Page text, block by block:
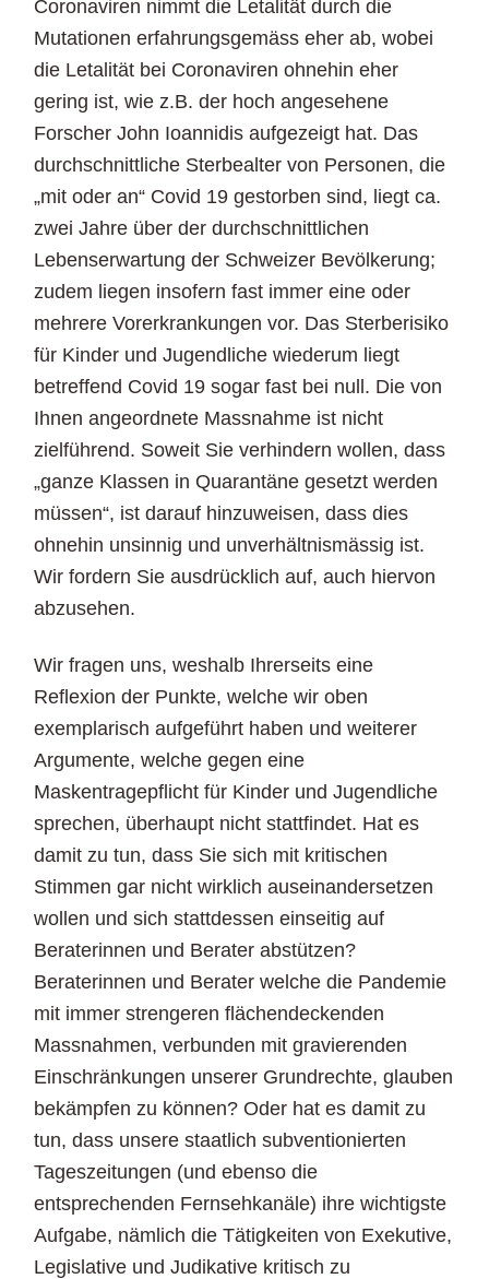
Coronaviren nimmt die Letalität durch die
Mutationen erfahrungsgemäss eher ab, wobei
die Letalität bei Coronaviren ohnehin eher
gering ist, wie z.B. der hoch angesehene
Forscher John Ioannidis aufgezeigt hat. Das
durchschnittliche Sterbealter von Personen, die
„mit oder an“ Covid 19 gestorben sind, liegt ca.
zwei Jahre über der durchschnittlichen
Lebenserwartung der Schweizer Bevölkerung;
zudem liegen insofern fast immer eine oder
mehrere Vorerkrankungen vor. Das Sterberisiko
für Kinder und Jugendliche wiederum liegt
betreffend Covid 19 sogar fast bei null. Die von
Ihnen angeordnete Massnahme ist nicht
zielführend. Soweit Sie verhindern wollen, dass
„ganze Klassen in Quarantäne gesetzt werden
müssen“, ist darauf hinzuweisen, dass dies
ohnehin unsinnig und unverhältnismässig ist.
Wir fordern Sie ausdrücklich auf, auch hiervon
abzusehen.
Wir fragen uns, weshalb Ihrerseits eine
Reflexion der Punkte, welche wir oben
exemplarisch aufgeführt haben und weiterer
Argumente, welche gegen eine
Maskentragepflicht für Kinder und Jugendliche
sprechen, überhaupt nicht stattfindet. Hat es
damit zu tun, dass Sie sich mit kritischen
Stimmen gar nicht wirklich auseinandersetzen
wollen und sich stattdessen einseitig auf
Beraterinnen und Berater abstützen?
Beraterinnen und Berater welche die Pandemie
mit immer strengeren flächendeckenden
Massnahmen, verbunden mit gravierenden
Einschränkungen unserer Grundrechte, glauben
bekämpfen zu können? Oder hat es damit zu
tun, dass unsere staatlich subventionierten
Tageszeitungen (und ebenso die
entsprechenden Fernsehkanäle) ihre wichtigste
Aufgabe, nämlich die Tätigkeiten von Exekutive,
Legislative und Judikative kritisch zu